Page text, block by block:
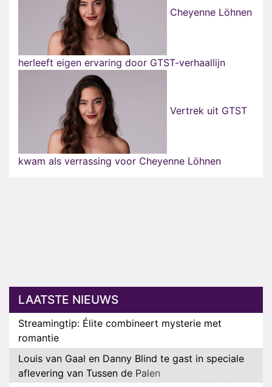
Cheyenne Löhnen
herleeft eigen ervaring door GTST-verhaallijn
Vertrek uit GTST
kwam als verrassing voor Cheyenne Löhnen
LAATSTE NIEUWS
Streamingtip: Élite combineert mysterie met
romantie
Louis van Gaal en Danny Blind te gast in speciale
aflevering van Tussen de Palen